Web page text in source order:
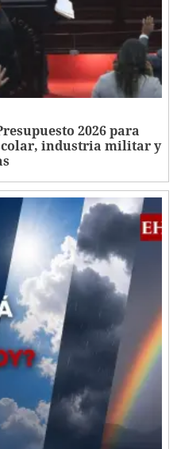
2026 para
industria militar y